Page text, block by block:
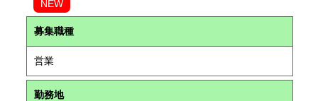
NEW
募集職種
営業
勤務地